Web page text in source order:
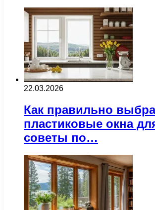
22.03.2026
Как правильно
пластиковые окна
советы по…